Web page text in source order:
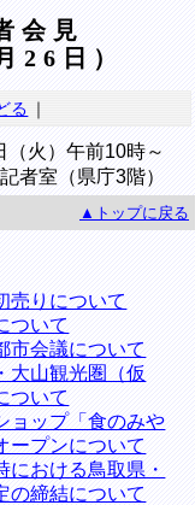
会見
26日）
る ｜
火）午前10時～
者室（県庁3階）
▲トップに戻る
売りについて
ついて
市会議について
大山観光圏（仮
ついて
ョップ「食のみや
ープンについて
における鳥取県・
の締結について